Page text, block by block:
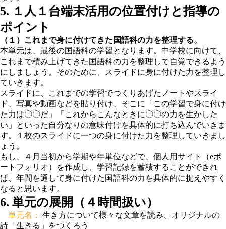
5. １人１台端末活用の位置付けと指導の
ポイント
（１）これまで身に付けてきた国語科の力を整理する。
本単元は、最後の国語科の学習となります。中学校に向けて、
これまで積み上げてきた国語科の力を整理して自覚できるよう
にしましょう。そのために、 スライドに身に付けた力を整理し
ていきます。
スライドに、これまでの学習でつくりあげたノートやスライ
ド、写真や動画などを貼り付け、そこに「この学習で身に付け
た力は〇〇だ」「これからこんなときに〇〇の力を生かした
い」といった自分なりの意味付けを具体的に打ち込んでいきま
す。
１枚のスライドに一つの身に付けた力を整理していきまし
ょう。
もし、４月当初から学期や年単位などで、個人用サイト（eポ
ートフォリオ）を作成し、学習記録を蓄積することができれ
ば、年間を通して身に付けた国語科の力を具体的に捉えやすく
なると思います。
6. 単元の展開（４時間扱い）
単元名：
生き方について様々な文章を読み、オリジナルの
詩「生きる」をつくろう